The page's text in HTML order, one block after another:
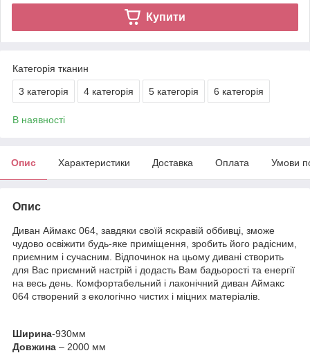
Купити
Категорія тканин
3 категорія 4 категорія 5 категорія 6 категорія
В наявності
Опис Характеристики Доставка Оплата Умови
Опис
Диван Аймакс 064, завдяки своїй яскравій оббивці, зможе
чудово освіжити будь-яке приміщення, зробить його радісним,
приємним і сучасним. Відпочинок на цьому дивані створить
для Вас приємний настрій і додасть Вам бадьорості та енергії
на весь день. Комфортабельний і лаконічний диван Аймакс
064 створений з екологічно чистих і міцних матеріалів.
Ширина-930мм
Довжина – 2000 мм